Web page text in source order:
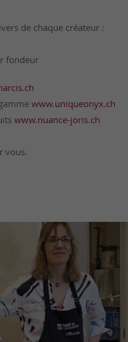
de chaque créateur :
fondeur
www.uniqueonyx.ch
www.nuance-joris.ch
vous.